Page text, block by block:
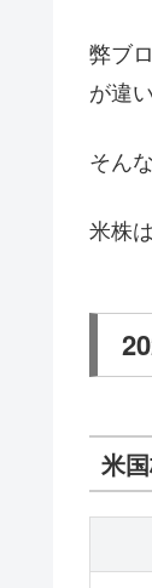
弊ブ
が違
そん
米株
米